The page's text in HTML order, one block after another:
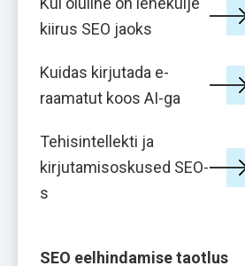
kiirus SEO jaoks
Kuidas kirjutada e-
raamatut koos AI-ga
Tehisintellekti ja
kirjutamisoskused SEO-
s
SEO eelhindamise taotlus